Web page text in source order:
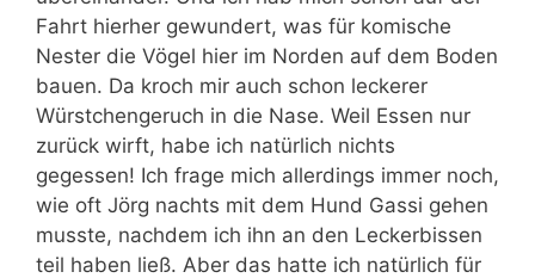
Fahrt hierher gewundert, was für komische
Nester die Vögel hier im Norden auf dem Boden
bauen. Da kroch mir auch schon leckerer
Würstchengeruch in die Nase. Weil Essen nur
zurück wirft, habe ich natürlich nichts
gegessen! Ich frage mich allerdings immer noch,
wie oft Jörg nachts mit dem Hund Gassi gehen
musste, nachdem ich ihn an den Leckerbissen
teil haben ließ. Aber das hatte ich natürlich für